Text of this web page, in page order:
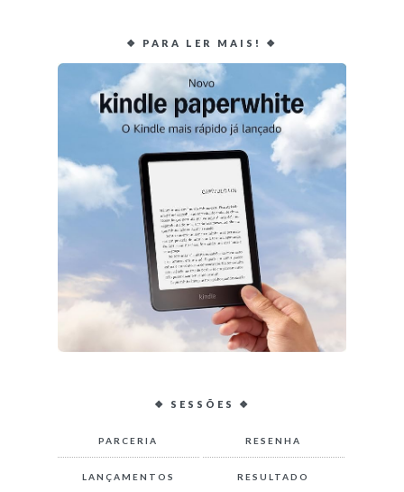
❖ PARA LER MAIS! ❖
❖ SESSÕES ❖
PARCERIA RESENHA
LANÇAMENTOS RESULTADO